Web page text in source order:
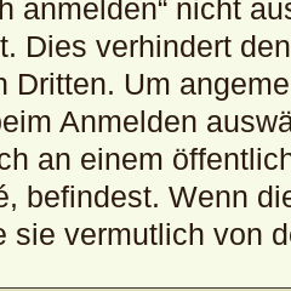
anmelden“ nicht
Dies verhindert
Dritten. Um
Anmelden
an einem
befindest. Wenn
sie vermutlich von